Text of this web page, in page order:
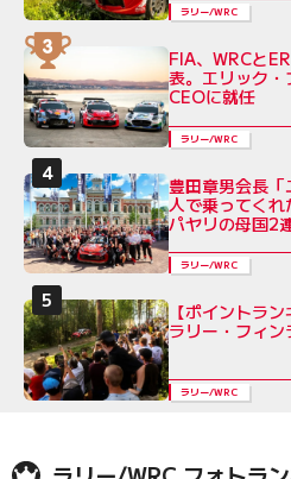
ラリー/WRC
FIA、WRCと
表。エリック
CEOに就任
ラリー/WRC
豊田章男会長
人で乗ってくれ
パヤリの母国2
ラリー/WRC
【ポイントラ
ラリー・フィン
ラリー/WRC